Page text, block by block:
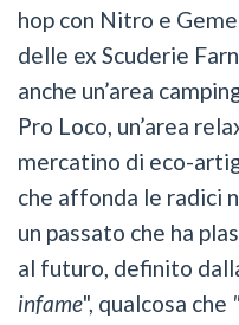
hop con Nitro e
delle ex Scuderie
anche un’area
Pro Loco, un’area
mercatino di eco-
che affonda le radici
un passato che ha
al futuro, definito
infame", qualcosa che